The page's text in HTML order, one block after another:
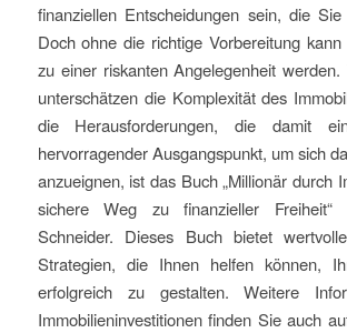
finanziellen Entscheidungen sein, die
Doch ohne die richtige Vorbereitung
zu einer riskanten Angelegenheit
unterschätzen die Komplexität des
die Herausforderungen, die damit
hervorragender Ausgangspunkt, um sich
anzueignen, ist das Buch „Millionär durch
sichere Weg zu finanzieller Freiheit“
Schneider. Dieses Buch bietet
Strategien, die Ihnen helfen können,
erfolgreich zu gestalten. Weitere
Immobilieninvestitionen finden Sie auch